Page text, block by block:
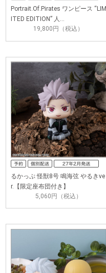
Portrait.Of.Pirates ワンピース “LIM
ITED EDITION” 人…
19,800円（税込）
るかっぷ 怪獣8号 鳴海弦 やるきve
r.【限定座布団付き】
5,060円（税込）